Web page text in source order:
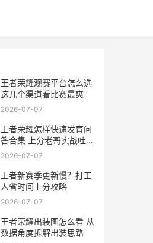
王者荣耀观赛平台怎么选
这几个渠道看比赛最爽
2026-07-07
王者荣耀怎样快速发育问
答合集 上分老哥实战吐槽
版
2026-07-07
王者新赛季更新慢？打工
人省时间上分攻略
2026-07-07
王者荣耀出装图怎么看 从
数据角度拆解出装思路